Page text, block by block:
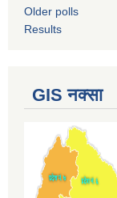
Older polls
Results
GIS नक्सा